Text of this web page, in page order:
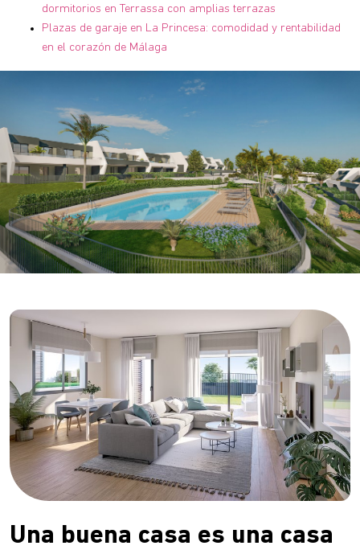
dormitorios en Terrassa con amplias terrazas
Plazas de garaje en La Princesa: comodidad y rentabilidad
en el corazón de Málaga
Una buena casa es una casa